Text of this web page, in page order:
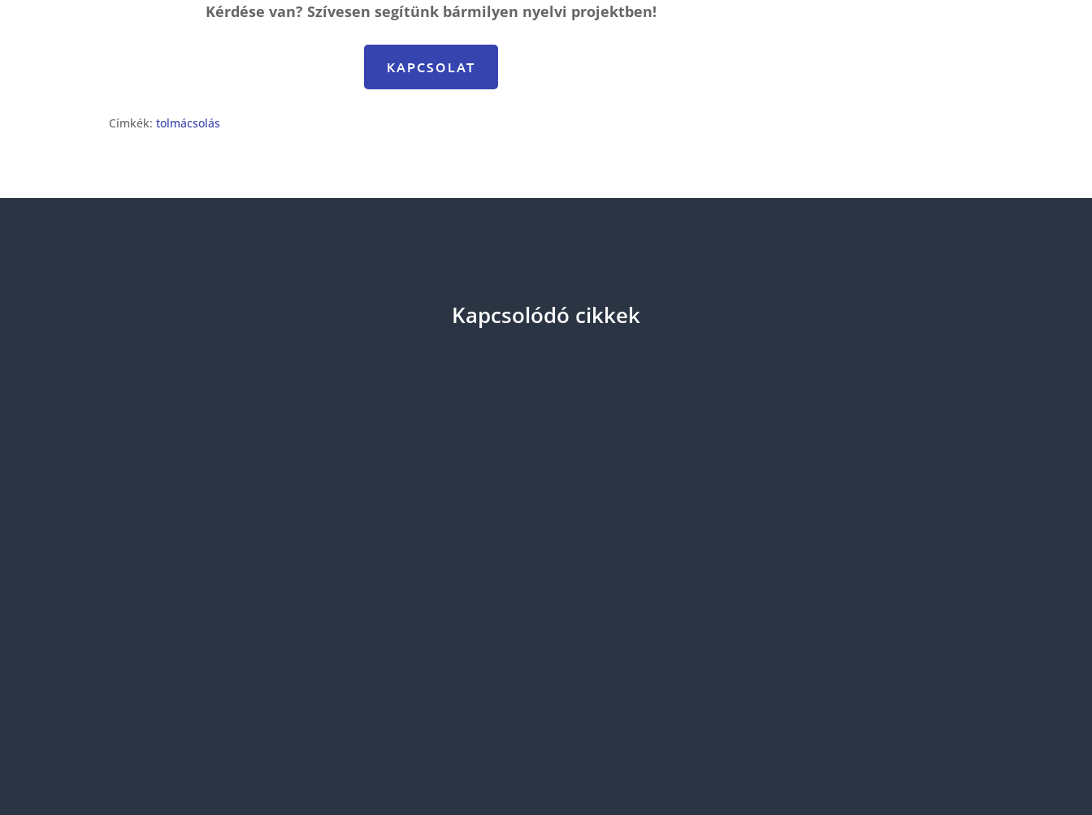
Kérdése van? Szívesen segítünk bármilyen nyelvi projektben!
KAPCSOLAT
Címkék:tolmácsolás
Kapcsolódó cikkek